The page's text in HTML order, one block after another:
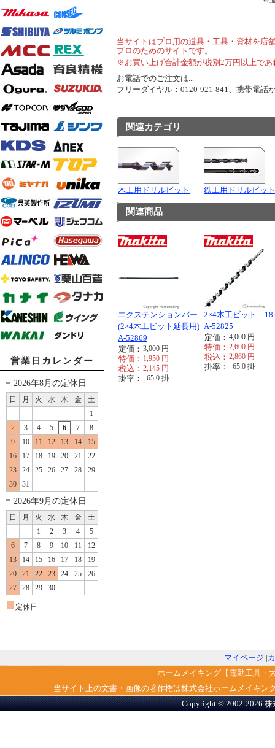
営業日カレンダー
2026年8月の定休日
日 月 火 水 木 金
土
1
2
3 4 5 6 7
8
9
10 11 12 13 14
15
16
17 18 19 20 21
22
23
24 25 26 27 28
29
30
31
2026年9月の定休日
日 月 火 水 木 金
土
1
2 3 4
5
6
7 8 9 10 11
12
13
14 15 16 17 18
19
20
21 22 23 24 25
26
27
28 29 30
■ 定休日
当サイトはプロ用の道具・工具・資材を店
プロのためのサイトです。
※お買い上げ合計金額が税別2万円以上で
お電話でのご注文は...
フリーダイヤル：0120-921-841、携帯電
関連カテゴリ
木工用ドリルビット 鉄工用ドリルビット
関連商品
エクステンションバー
(2×4木工ビット延長用)
A-52869
定価： 3,000 円
特価： 1,950 円
税込： 2,145 円
掛率： 65.0 掛
2×4木工ビット
A-52825
定価： 4,000 円
特価： 2,600 円
税込： 2,860 円
掛率： 65.0 掛
マイページ |
ホームメイキング【電動工具・
当サイト上の文書・画像の著作権は株式会社ホームメイキ
Copyright © 2002-2026